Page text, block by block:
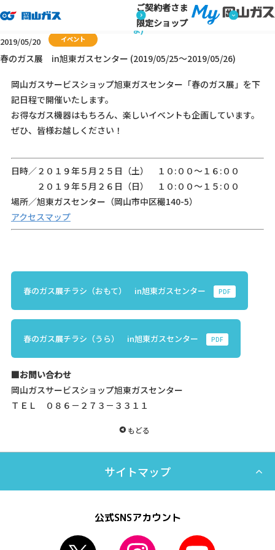
ご契約者さま
限定ショップ
トップページ
キャンペーン・イベント情報 (ご家庭のお客さま)
キャンペーン・イベント情報 (ご家庭のお客さ
ま)
2019/05/20 イベント
春のガス展 in旭東ガスセンター (2019/05/25～2019/05/26)
岡山ガスサービスショップ旭東ガスセンター「春のガス展」を下
記日程で開催いたします。
お得なガス機器はもちろん、楽しいイベントも企画しています。
ぜひ、皆様お越しください！
日時／２０１９年５月２５日（土） １０:００～１６:００
２０１９年５月２６日（日） １０:００～１５:００
場所／旭東ガスセンター（岡山市中区穝140-5）
アクセスマップ
春のガス展チラシ（おもて） in旭東ガスセンター PDF
春のガス展チラシ（うら） in旭東ガスセンター PDF
■お問い合わせ
岡山ガスサービスショップ旭東ガスセンター
ＴＥＬ ０８６－２７３－３３１１
もどる
サイトマップ
公式SNSアカウント